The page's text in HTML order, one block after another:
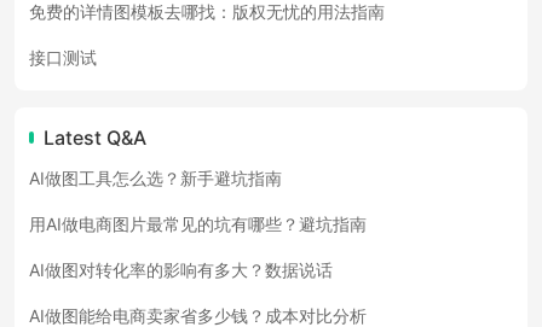
免费的详情图模板去哪找：版权无忧的用法指南
接口测试
Latest Q&A
AI做图工具怎么选？新手避坑指南
用AI做电商图片最常见的坑有哪些？避坑指南
AI做图对转化率的影响有多大？数据说话
AI做图能给电商卖家省多少钱？成本对比分析